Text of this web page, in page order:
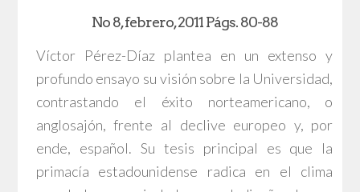
No 8, febrero, 2011 Págs. 80-88
Víctor Pérez-Díaz plantea en un extenso y
profundo ensayo su visión sobre la Universidad,
contrastando el éxito norteamericano, o
anglosajón, frente al declive europeo y, por
ende, español. Su tesis principal es que la
primacía estadounidense radica en el clima